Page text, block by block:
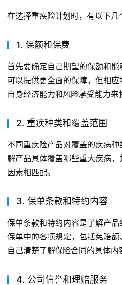
在选择重疾险计划时，有以下几
1. 保额和保费
首先要确定自己期望的保额和
可以提供更全面的保障，但相
自身经济能力和风险承受能力来
2. 重疾种类和覆盖范围
不同重疾险产品对覆盖的疾病
解产品具体覆盖哪些重大疾病
因素相匹配。
3. 保单条款和特约内容
保单条款和特约内容是了解产
保单中的各项规定，包括免赔
自己清楚了解保险合同的具体内
4. 公司信誉和理赔服务